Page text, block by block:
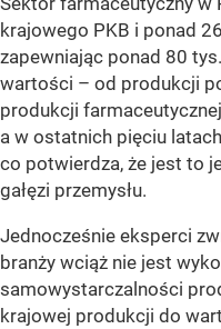
krajowego PKB i ponad
zapewniając ponad 80
wartości – od produkcji
produkcji
a w ostatnich pięciu
co potwierdza, że jest to
gałęzi przemysłu.
Jednocześnie eksperci
branży wciąż nie jest
samowystarczalności
krajowej produkcji do